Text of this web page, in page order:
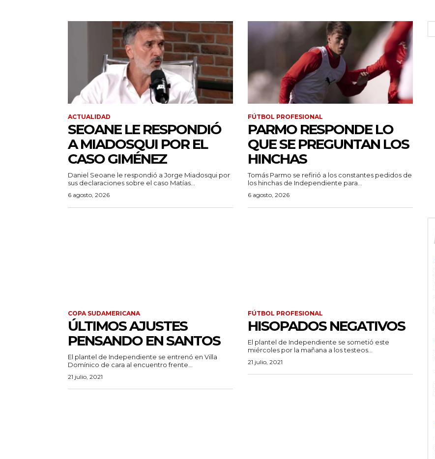
ACTUALIDAD
SEOANE LE RESPONDIÓ
A MIADOSQUI POR EL
CASO GIMÉNEZ
Daniel Seoane le respondió a Jorge Miadosqui por
sus declaraciones sobre el caso Matías...
6 agosto, 2026
FÚTBOL PROFESIONAL
PARMO RESPONDE LO
QUE SE PREGUNTAN LOS
HINCHAS
Tomás Parmo se refirió a los constantes pedidos de
los hinchas de Independiente para...
6 agosto, 2026
COPA SUDAMERICANA
ÚLTIMOS AJUSTES
PENSANDO EN SANTOS
El plantel de Independiente se entrenó en Villa
Domínico de cara al encuentro frente...
21 julio, 2021
FÚTBOL PROFESIONAL
HISOPADOS NEGATIVOS
El plantel de Independiente se sometió este
miércoles por la mañana a los testeos...
21 julio, 2021